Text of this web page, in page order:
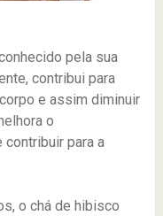
pela sua
contribui para
e assim diminuir
o
para a
o chá de hibisco